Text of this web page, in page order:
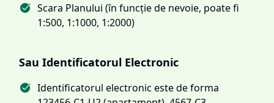
Scara Planului (în funcție de nevoie, poate fi
1:500, 1:1000, 1:2000)
Sau Identificatorul Electronic
Identificatorul electronic este de forma